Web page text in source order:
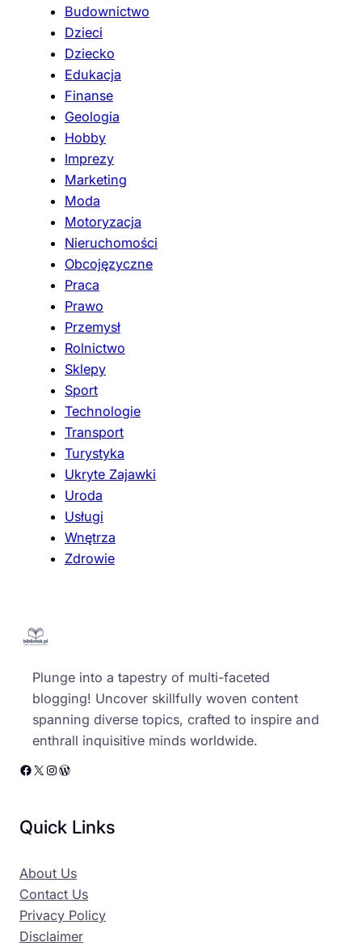
Budownictwo
Dzieci
Dziecko
Edukacja
Finanse
Geologia
Hobby
Imprezy
Marketing
Moda
Motoryzacja
Nieruchomości
Obcojęzyczne
Praca
Prawo
Przemysł
Rolnictwo
Sklepy
Sport
Technologie
Transport
Turystyka
Ukryte Zajawki
Uroda
Usługi
Wnętrza
Zdrowie
Plunge into a tapestry of multi-faceted
blogging! Uncover skillfully woven content
spanning diverse topics, crafted to inspire and
enthrall inquisitive minds worldwide.
Facebook X Instagram WordPress
Quick Links
About Us
Contact Us
Privacy Policy
Disclaimer